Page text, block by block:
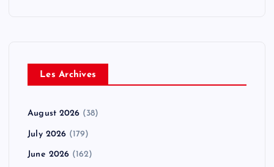
Les Archives
August 2026 (38)
July 2026 (179)
June 2026 (162)